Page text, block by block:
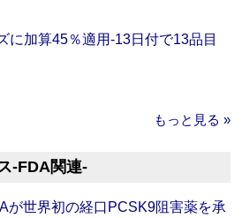
に加算45％適用‐13日付で13品目
もっと見る »
‐FDA関連‐
が世界初の経口PCSK9阻害薬を承